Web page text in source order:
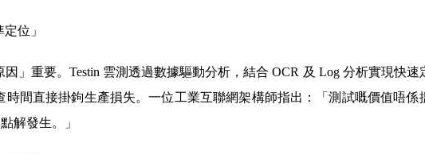
位」
」重要。Testin 雲測透過數據驅動分析，結合 OCR 及 Log 分析實現快速
間直接掛鉤生產損失。一位工業互聯網架構師指出：「測試嘅價值唔係
解發生。」